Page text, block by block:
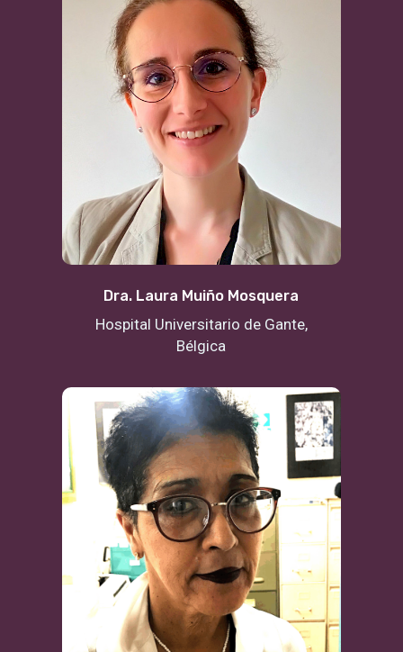
Dra. Laura Muiño Mosquera
Hospital Universitario de Gante,
Bélgica